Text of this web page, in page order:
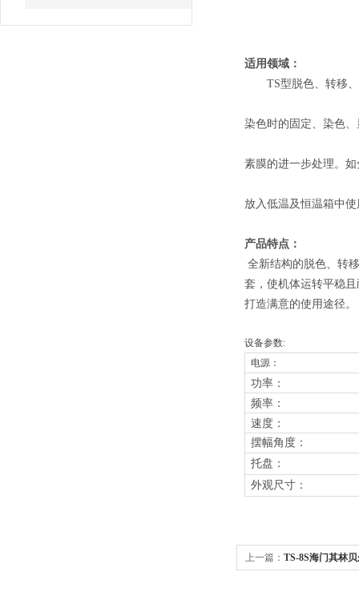
适用领域：
TS型脱色、转移
染色时的固定、染色
素膜的进一步处理。
放入低温及恒温箱中使
产品特点：
全新结构的脱色、转
套，使机体运转平稳
打造满意的使用途径。
设备参数:
电源：
功率：
频率：
速度：
摆幅角度 ：
托盘：
外观尺寸：
上一篇： TS-8S海门其林